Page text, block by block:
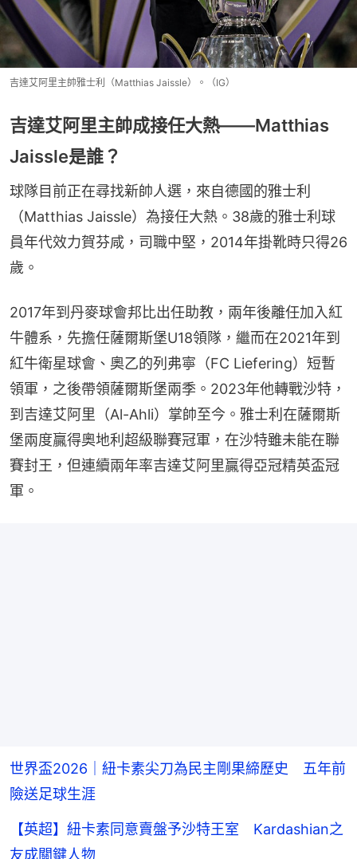
吉達艾阿里主帥雅士利（Matthias Jaissle）。（IG）
吉達艾阿里主帥成接任大熱——Matthias
Jaissle是誰？
球隊目前正在尋找新帥人選，來自德國的雅士利
（Matthias Jaissle）為接任大熱。38歲的雅士利球
員年代效力賀芬咸，司職中堅，2014年掛靴時只得26
歲。
2017年到丹麥球會邦比出任助教，兩年後離任加入紅
牛體系，先擔任薩爾斯堡U18領隊，繼而在2021年到
紅牛衛星球會、奧乙的列弗寧（FC Liefering）短暫
領軍，之後帶領薩爾斯堡兩季。2023年他轉戰沙特，
到吉達艾阿里（Al-Ahli）掌帥至今。雅士利在薩爾斯
堡兩度贏得奧地利超級聯賽冠軍，在沙特雖未能在聯
賽封王，但連續兩年率吉達艾阿里贏得亞冠精英盃冠
軍。
世界盃2026｜紐卡素尖刀為民主剛果締歷史 五年前
險送足球生涯
【英超】紐卡素同意賣盤予沙特王室 Kardashian之
友成關鍵人物